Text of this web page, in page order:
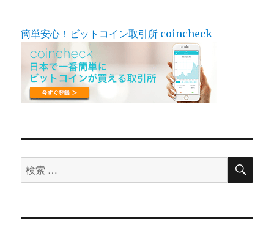
簡単安心！ビットコイン取引所 coincheck
検
索
象:
検